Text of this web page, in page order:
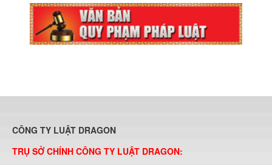
CÔNG TY LUẬT DRAGON
TRỤ SỞ CHÍNH CÔNG TY LUẬT DRAGON: